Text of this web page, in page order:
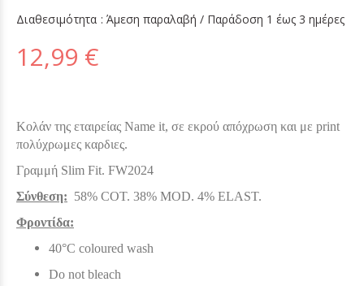
Διαθεσιμότητα :Άμεση παραλαβή / Παράδoση 1 έως 3 ημέρες
12,99 €
Κολάν της εταιρείας Name it, σε εκρού απόχρωση και με print
πολύχρωμες καρδιες.
Γραμμή Slim Fit. FW2024
Σύνθεση: 58% COT. 38% MOD. 4% ELAST.
Φροντίδα:
40°C coloured wash
Do not bleach